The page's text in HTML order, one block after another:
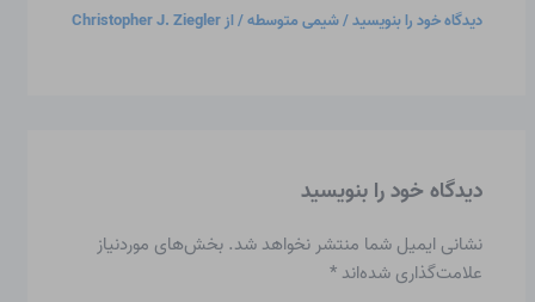
دیدگاه‌ خود را بنویسید/شیمی متوسطه/ ازChristopher J. Ziegler
دیدگاه‌ خود را بنویسید
نشانی ایمیل شما منتشر نخواهد شد. بخش‌های موردنیاز
علامت‌گذاری شده‌اند*